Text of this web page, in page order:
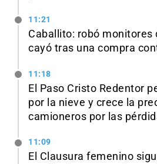
11:21
Caballito: robó monitores
cayó tras una compra
11:18
El Paso Cristo Redentor
por la nieve y crece la
camioneros por las
11:09
El Clausura femenino